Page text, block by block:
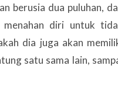
berusia dua puluhan,
diri untuk
dia juga akan
satu sama lain,